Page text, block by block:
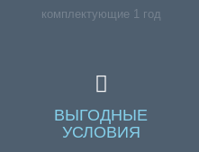
комплектующие 1 год
ВЫГОДНЫЕ
УСЛОВИЯ